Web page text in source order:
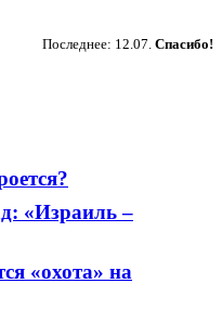
Последнее: 12.07. Спасибо!
«Израиль –
«охота» на